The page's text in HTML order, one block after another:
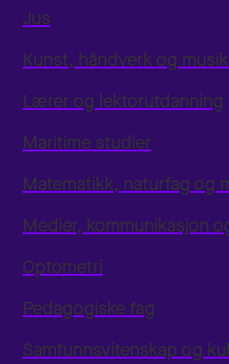
Jus
Kunst, håndverk og
Lærer og lektorutdanning
Maritime studier
Matematikk, naturfag og
Medier, kommunikasjon
Optometri
Pedagogiske fag
Samfunnsvitenskap og